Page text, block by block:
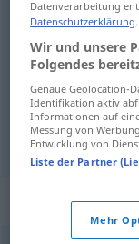
poinçonner
photographier
prendreenphoto
Datenverarbeitung
Datenschutzerklärung
Wir und unsere
Folgendes
Genaue Geolocation-
Identifikation aktiv
Informationen auf
Messung von
Entwicklung von
Liste der Partner
Mehr